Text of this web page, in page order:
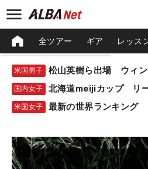
全ツアー ギア レッス
米国男子
国内女子 北海道meijiカップ リ
米国女子 最新の世界ランキング